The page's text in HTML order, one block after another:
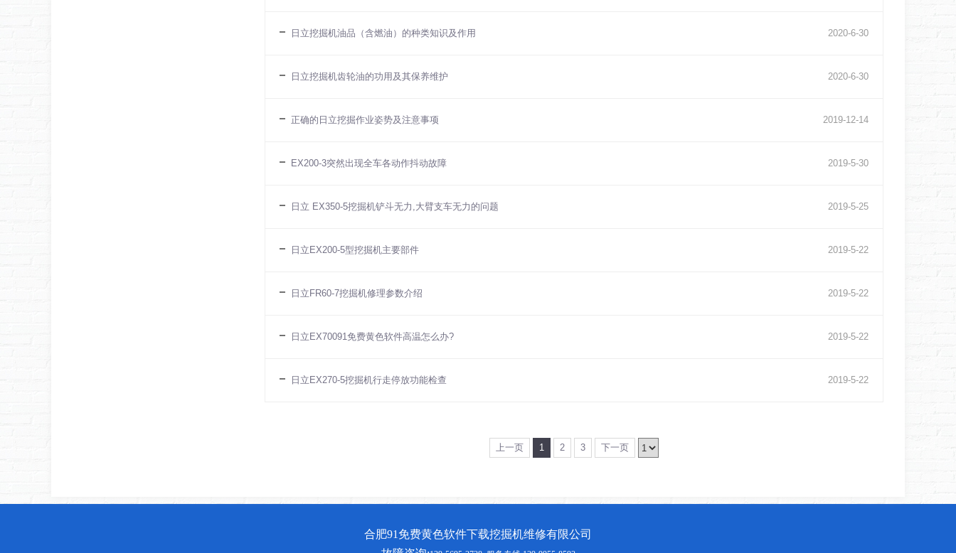
2020-6-30
日立挖掘机油品（含燃油）的种类知识及作用
2020-6-30
日立挖掘机齿轮油的功用及其保养维护
2019-12-14
正确的日立挖掘作业姿势及注意事项
2019-5-30
EX200-3突然出现全车各动作抖动故障
2019-5-25
日立 EX350-5挖掘机铲斗无力,大臂支车无力的问题
2019-5-22
日立EX200-5型挖掘机主要部件
2019-5-22
日立FR60-7挖掘机修理参数介绍
2019-5-22
日立EX70091免费黄色软件高温怎么办?
2019-5-22
日立EX270-5挖掘机行走停放功能检查
上一页 1 2 3 下一页
合肥91免费黄色软件下载挖掘机维修有限公司